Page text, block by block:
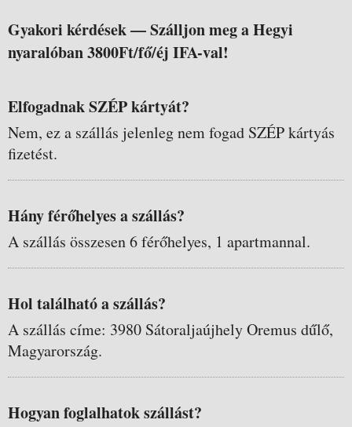
Gyakori kérdések —Szálljon meg a Hegyi
nyaralóban 3800Ft/fő/éj IFA-val!
Elfogadnak SZÉP kártyát?
Nem, ez a szállás jelenleg nem fogad SZÉP kártyás
fizetést.
Hány férőhelyes a szállás?
A szállás összesen 6 férőhelyes, 1 apartmannal.
Hol található a szállás?
A szállás címe: 3980 Sátoraljaújhely Oremus dűlő,
Magyarország.
Hogyan foglalhatok szállást?